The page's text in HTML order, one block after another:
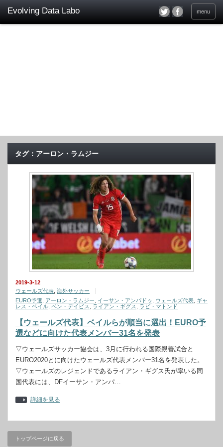
menu
タグ：アーロン・ラムジー
2019-3-12
ウェールズ代表 海外サッカー
EURO予選
アーロン・ラムジー イーサン・アンパドゥ ウェールズ代表 ギャ
レス・ベイル ベン・デイビス ライアン・ギグス ラビ・マトンド
【ウェールズ代表】ベイルらが順当に選出！EURO予
選などに向けた代表メンバー31名を発表
▽ウェールズサッカー協会は、3月に行われる国際親善試合と
EURO2020とに向けたウェールズ代表メンバー31名を発表した。
▽ウェールズのレジェンドであるライアン・ギグス氏が率いる同
国代表には、DFイーサン・アンパ…
詳細を見る
トップページに戻る